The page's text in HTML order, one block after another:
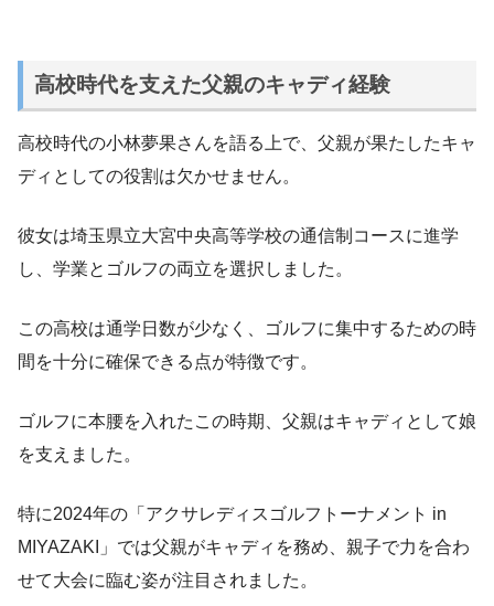
高校時代を支えた父親のキャディ経験
高校時代の小林夢果さんを語る上で、父親が果たしたキャ
ディとしての役割は欠かせません。
彼女は埼玉県立大宮中央高等学校の通信制コースに進学
し、学業とゴルフの両立を選択しました。
この高校は通学日数が少なく、ゴルフに集中するための時
間を十分に確保できる点が特徴です。
ゴルフに本腰を入れたこの時期、父親はキャディとして娘
を支えました。
特に2024年の「アクサレディスゴルフトーナメント in
MIYAZAKI」では父親がキャディを務め、親子で力を合わ
せて大会に臨む姿が注目されました。